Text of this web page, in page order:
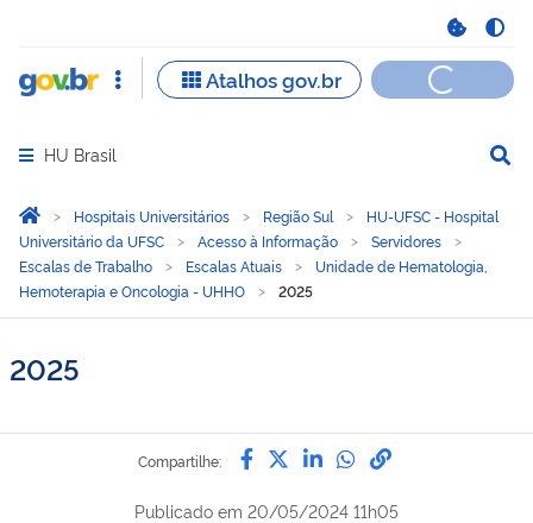
Abrir menu principal de navegação
HU Brasil
Você está aqui:
Página Inicial
Hospitais Universitários Região Sul
HU-UFSC - Hospital
Universitário da UFSC
Acesso à Informação
Servidores
Escalas de Trabalho
Escalas Atuais
Unidade de Hematologia,
Hemoterapia e Oncologia - UHHO
2025
2025
Compartilhe: Compartilhe por Facebook
Compartilhe por Twitter
Compartilhe por
Compartilhe
link para
Publicado em 20/05/2024 11h05